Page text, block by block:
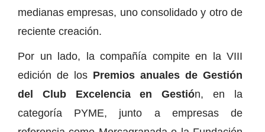
medianas empresas, uno consolidado y otro de
reciente creación.
Por un lado, la compañía compite en la VIII
edición de los Premios anuales de Gestión
del Club Excelencia en Gestión, en la
categoría PYME, junto a empresas de